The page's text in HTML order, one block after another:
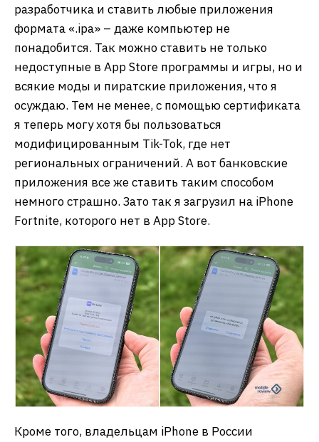
разработчика и ставить любые приложения
формата «.ipa» – даже компьютер не
понадобится. Так можно ставить не только
недоступные в App Store программы и игры, но и
всякие моды и пиратские приложения, что я
осуждаю. Тем не менее, с помощью сертификата
я теперь могу хотя бы пользоваться
модифицированным Tik-Tok, где нет
региональных ограничений. А вот банковские
приложения все же ставить таким способом
немного страшно. Зато так я загрузил на iPhone
Fortnite, которого нет в App Store.
Кроме того, владельцам iPhone в России